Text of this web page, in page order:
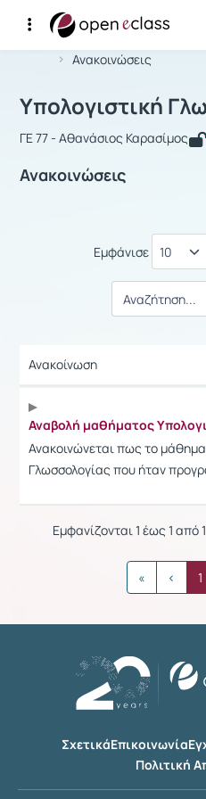
Αρχική Σελίδα
Ανακοινώσεις
Μάθημα :
Υπολογιστική
ΓΕ 77 - Αθανάσιος Καρασίμος
Ανακοινώσεις
Εμφάνισε
Ανακοίνωση
Ανακοινώνεται πως το μάθημα
Γλωσσολογίας που ήταν
Εμφανίζονται 1 έως 1 από
« ‹ 1
ΣχετικάΕπικοινωνία
Πολιτική